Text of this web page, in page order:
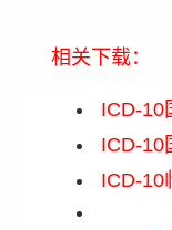
相关下载：
ICD-10
ICD-10
ICD-10